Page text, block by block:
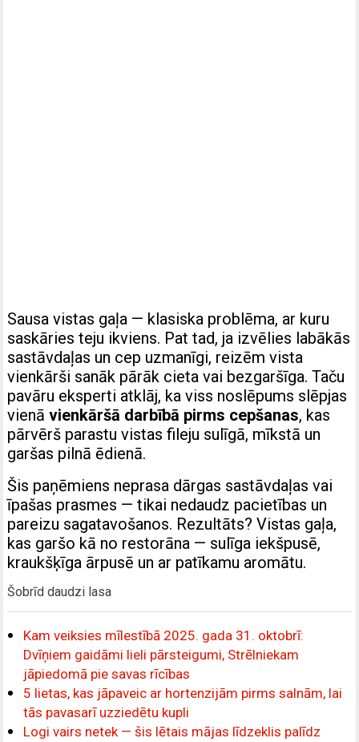
Sausa vistas gaļa — klasiska problēma, ar kuru
saskāries teju ikviens. Pat tad, ja izvēlies labākās
sastāvdaļas un cep uzmanīgi, reizēm vista
vienkārši sanāk pārāk cieta vai bezgaršīga. Taču
pavāru eksperti atklāj, ka viss noslēpums slēpjas
vienāvienkāršā darbībā pirms cepšanas, kas
pārvērš parastu vistas fileju sulīgā, mīkstā un
garšas pilnā ēdienā.
Šis paņēmiens neprasa dārgas sastāvdaļas vai
īpašas prasmes — tikai nedaudz pacietības un
pareizu sagatavošanos. Rezultāts? Vistas gaļa,
kas garšo kā no restorāna — sulīga iekšpusē,
kraukšķīga ārpusē un ar patīkamu aromātu.
Šobrīd daudzi lasa
Kam veiksies mīlestībā 2025. gada 31. oktobrī:
Dvīņiem gaidāmi lieli pārsteigumi, Strēlniekam
jāpiedomā pie savas rīcības
5 lietas, kas jāpaveic ar hortenzijām pirms salnām, lai
tās pavasarī uzziedētu kupli
Logi vairs netek — šis lētais mājas līdzeklis palīdz